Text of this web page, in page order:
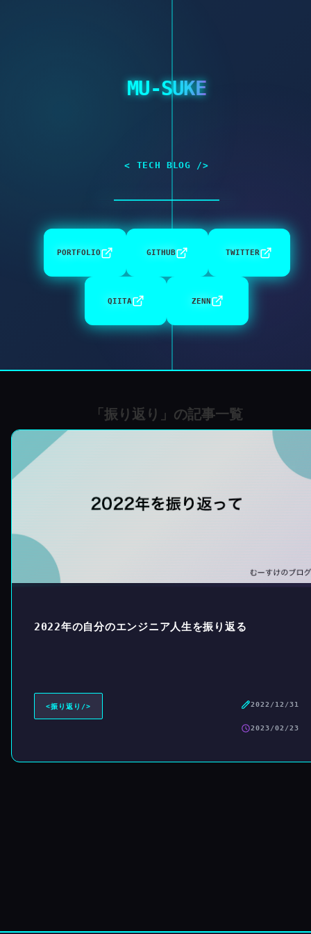
MU-SUKE
< TECH BLOG />
PORTFOLIO GITHUB TWITTER
QIITA ZENN
「 振り返り 」の記事一覧
2022年の自分のエンジニア人生を振り返る
<振り返り /> 2022/12/31
2023/02/23